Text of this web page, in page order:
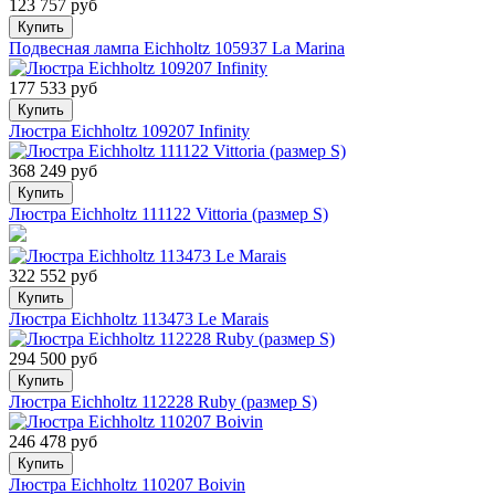
123 757 руб
Купить
Подвесная лампа Eichholtz 105937 La Marina
177 533 руб
Купить
Люстра Eichholtz 109207 Infinity
368 249 руб
Купить
Люстра Eichholtz 111122 Vittoria (размер S)
322 552 руб
Купить
Люстра Eichholtz 113473 Le Marais
294 500 руб
Купить
Люстра Eichholtz 112228 Ruby (размер S)
246 478 руб
Купить
Люстра Eichholtz 110207 Boivin